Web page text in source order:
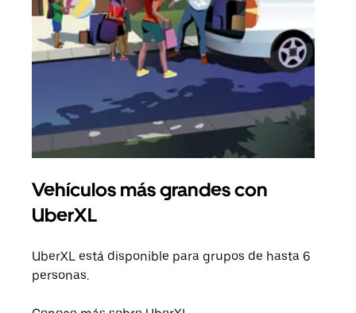
Vehículos más grandes con
UberXL
UberXL está disponible para grupos de hasta 6
personas.